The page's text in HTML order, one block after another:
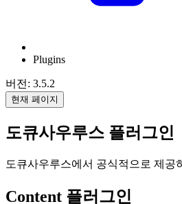
Plugins
버전: 3.5.2
현재 페이지
도큐사우루스 플러그인
도큐사우루스에서 공식적으로 제공
Content 플러그인